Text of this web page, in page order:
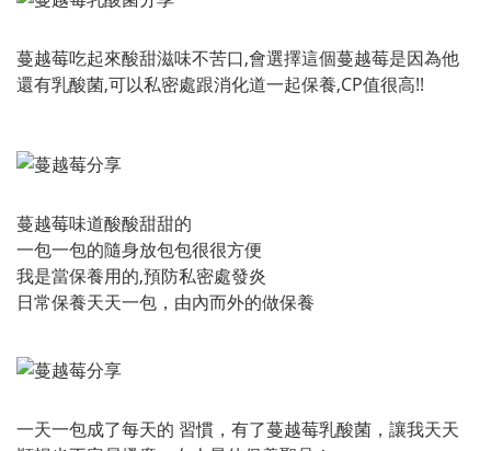
蔓越莓吃起來酸甜滋味不苦口,會選擇這個蔓越莓是因為他
還有乳酸菌,可以私密處跟消化道一起保養,CP值很高!!
蔓越莓味道酸酸甜甜的
一包一包的隨身放包包很很方便
我是當保養用的,預防私密處發炎
日常保養天天一包，由內而外的做保養
一天一包成了每天的 習慣，有了蔓越莓乳酸菌，讓我天天